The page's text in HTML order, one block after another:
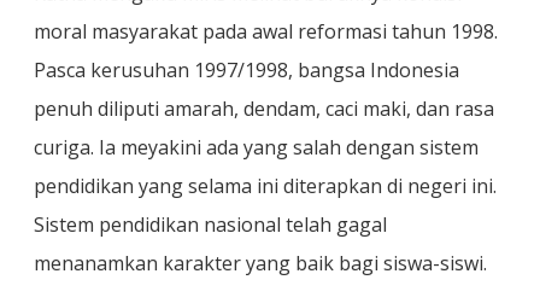
moral masyarakat pada awal reformasi tahun 1998.
Pasca kerusuhan 1997/1998, bangsa Indonesia
penuh diliputi amarah, dendam, caci maki, dan rasa
curiga. Ia meyakini ada yang salah dengan sistem
pendidikan yang selama ini diterapkan di negeri ini.
Sistem pendidikan nasional telah gagal
menanamkan karakter yang baik bagi siswa-siswi.